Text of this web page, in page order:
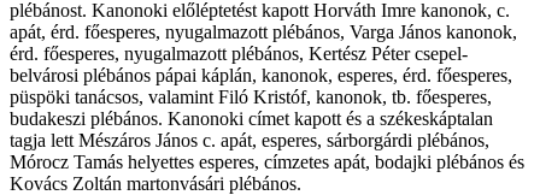
plébánost. Kanonoki előléptetést kapott Horváth Imre kanonok, c.
apát, érd. főesperes, nyugalmazott plébános, Varga János kanonok,
érd. főesperes, nyugalmazott plébános, Kertész Péter csepel-
belvárosi plébános pápai káplán, kanonok, esperes, érd. főesperes,
püspöki tanácsos, valamint Filó Kristóf, kanonok, tb. főesperes,
budakeszi plébános. Kanonoki címet kapott és a székeskáptalan
tagja lett Mészáros János c. apát, esperes, sárborgárdi plébános,
Mórocz Tamás helyettes esperes, címzetes apát, bodajki plébános és
Kovács Zoltán martonvásári plébános.